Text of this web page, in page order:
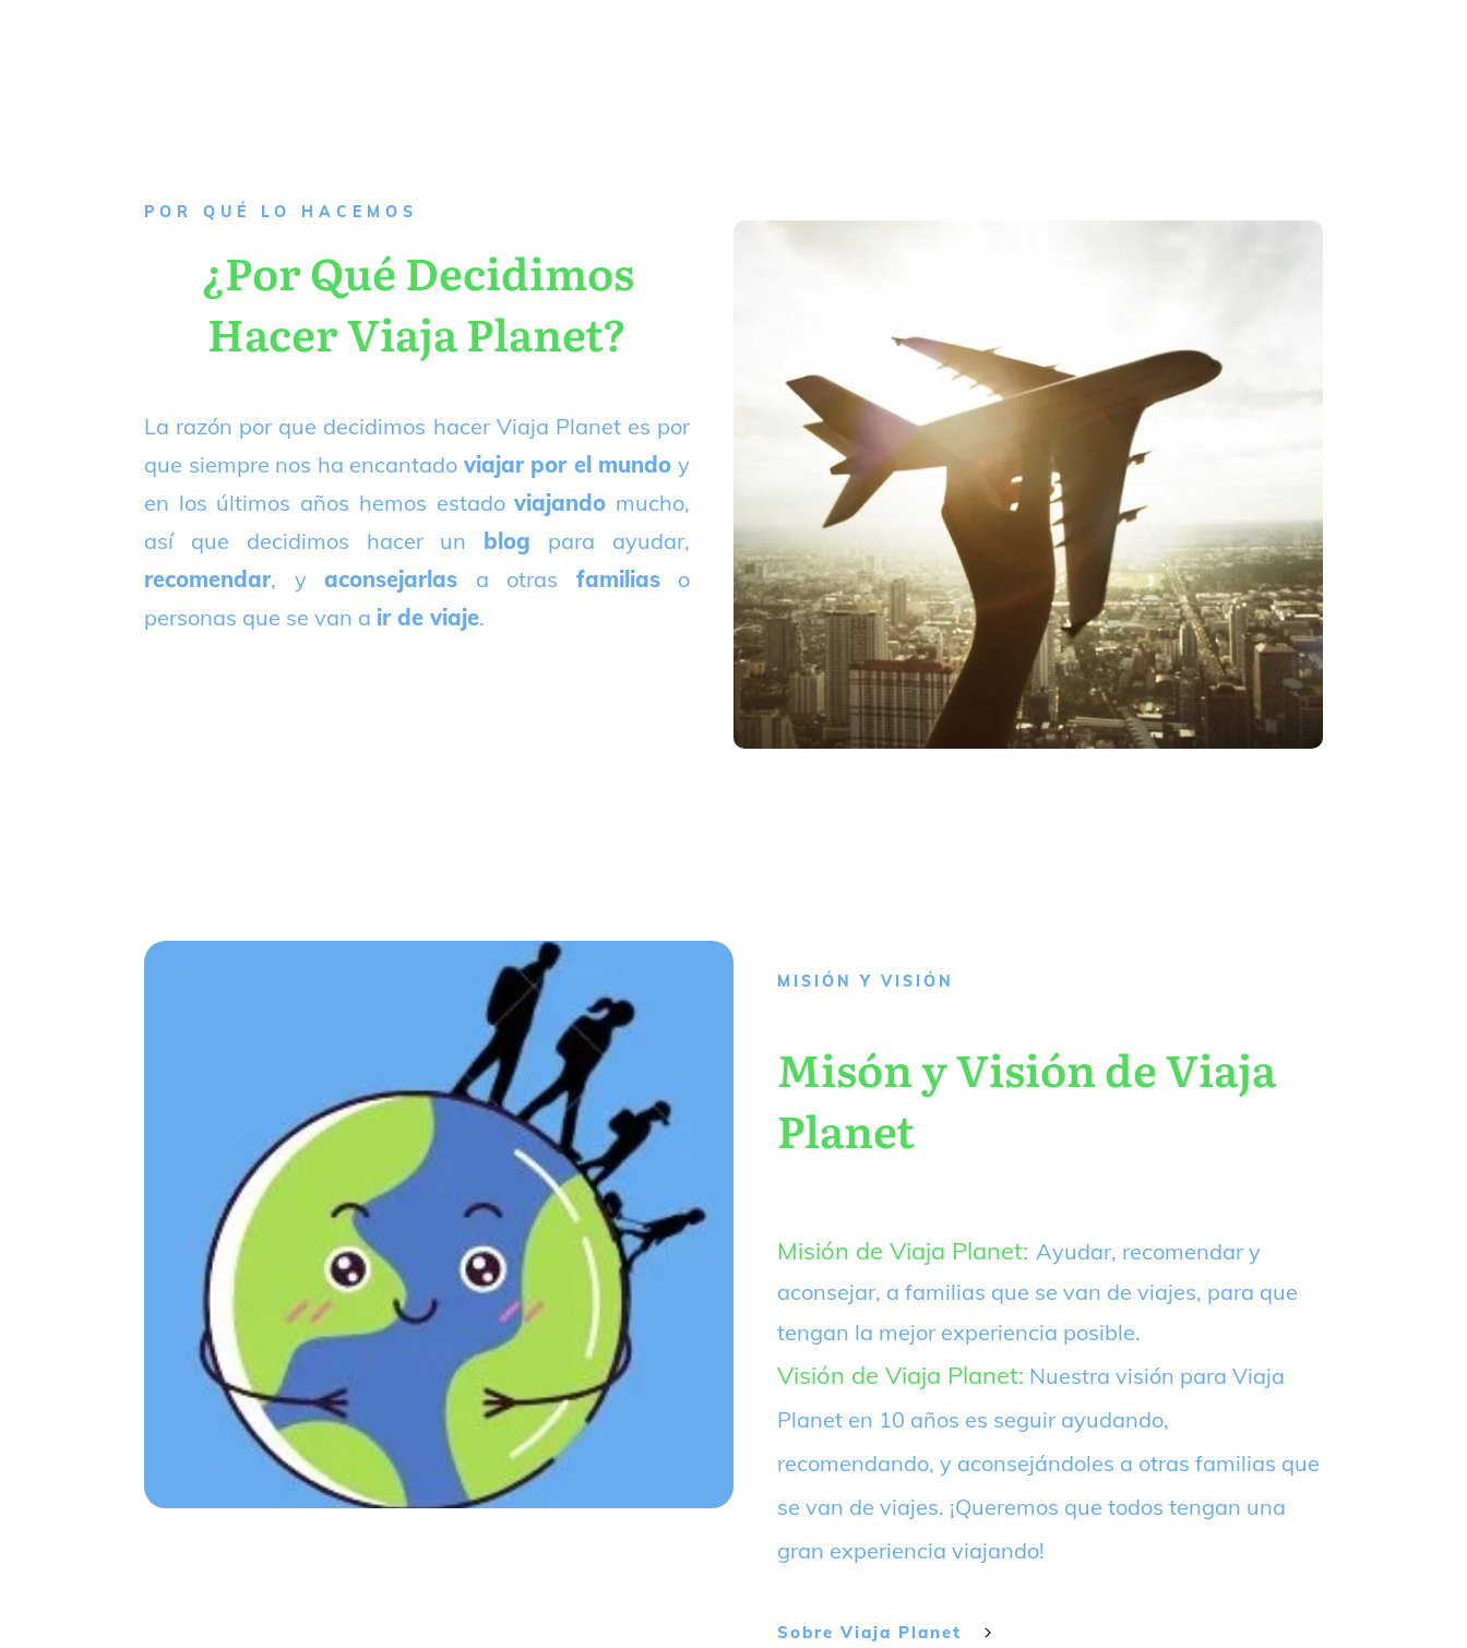
P OR QUÉ LO HACEMOS
¿Por Qué Decidimos
Hacer Viaja Planet?
La razón por que decidimos hacer Viaja Planet es por
que siempre nos ha encantado viajar por el mundo y
en los últimos años hemos estadoviajando mucho,
así que decidimos hacer un blog para ayudar,
recomendar, y aconsejarlas a otras familiaso
personas que se van a ir de viaje.
MISIÓN Y VISIÓN
Misón y Visión de Viaja
Planet
Misión de Viaja Planet: Ayudar, recomendar y
aconsejar, a familias que se van de viajes, para que
tengan la mejor experiencia posible.
Visión de Viaja Planet: Nuestra visión para Viaja
Planet en 10 años es seguir ayudando,
recomendando, y aconsejándoles a otras familias que
se van de viajes. ¡Queremos que todos tengan una
gran experiencia viajando!
Sobre Viaja Planet